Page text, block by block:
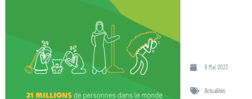
8 Mai 2023
Actualités